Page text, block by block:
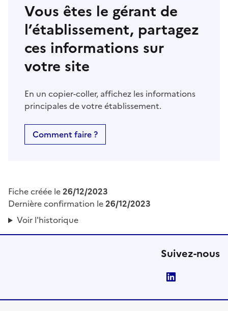
Vous êtes le gérant de
l’établissement, partagez
ces informations sur
votre site
En un copier-coller, affichez les informations
principales de votre établissement.
Comment faire ?
Fiche créée le26/12/2023
Dernière confirmation le26/12/2023
Voir l'historique
Suivez-nous